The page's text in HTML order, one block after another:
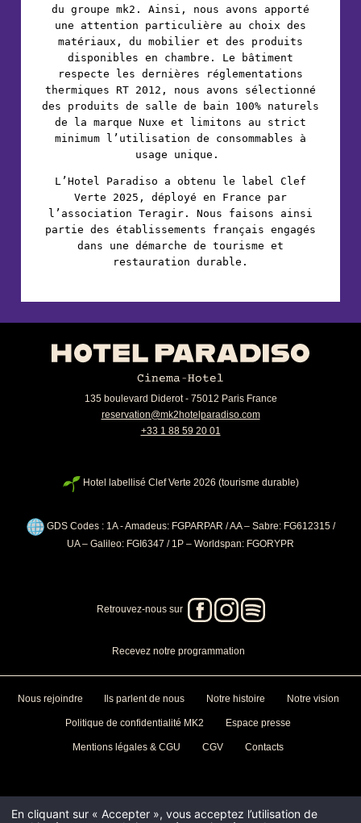
du groupe mk2. Ainsi, nous avons apporté
une attention particulière au choix des
matériaux, du mobilier et des produits
disponibles en chambre. Le bâtiment
respecte les dernières réglementations
thermiques RT 2012, nous avons sélectionné
des produits de salle de bain 100% naturels
de la marque Nuxe et limitons au strict
minimum l’utilisation de consommables à
usage unique.
L’Hotel Paradiso a obtenu le label Clef
Verte 2025, déployé en France par
l’association Teragir. Nous faisons ainsi
partie des établissements français engagés
dans une démarche de tourisme et
restauration durable.
135 boulevard Diderot - 75012 Paris France
reservation@mk2hotelparadiso.com
+33 1 88 59 20 01
Hotel labellisé Clef Verte 2026 (tourisme durable)
GDS Codes : 1A - Amadeus: FGPARPAR / AA – Sabre: FG612315 /
UA – Galileo: FGI6347 / 1P – Worldspan: FGORYPR
Retrouvez-nous sur
Recevez notre programmation
Nous rejoindre Ils parlent de nous Notre histoire Notre vision
Politique de confidentialité MK2 Espace presse
Mentions légales & CGU CGV Contacts
En cliquant sur « Accepter », vous acceptez l’utilisation de